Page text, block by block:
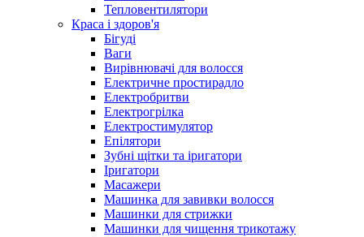
Тепловентилятори
Краса і здоров'я
Бігуді
Ваги
Вирівнювачі для волосся
Електричне простирадло
Електробритви
Електрогрілка
Електростимулятор
Епілятори
Зубні щітки та іригатори
Іригатори
Масажери
Машинка для завивки волосся
Машинки для стрижки
Машинки для чищення трикотажу